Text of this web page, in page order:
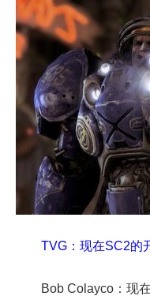
TVG：现在SC2的
Bob Colayco：现